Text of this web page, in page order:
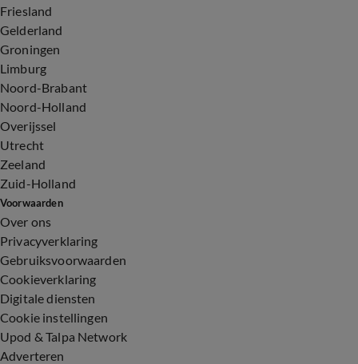
Friesland
Gelderland
Groningen
Limburg
Noord-Brabant
Noord-Holland
Overijssel
Utrecht
Zeeland
Zuid-Holland
Voorwaarden
Over ons
Privacyverklaring
Gebruiksvoorwaarden
Cookieverklaring
Digitale diensten
Cookie instellingen
Upod & Talpa Network
Adverteren